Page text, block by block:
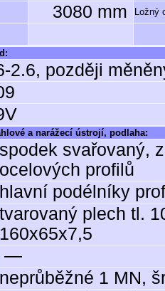
3080 mm Ložný
2.6, později
a narážecí ústrojí, podlaha:
spodek svařovaný,
ocelových profilů
hlavní podélníky
tvarovaný plech tl.
160x65x7,5
—
neprůběžné 1 MN,